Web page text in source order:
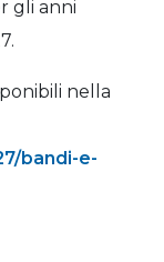
gli anni
nella
bandi-e-